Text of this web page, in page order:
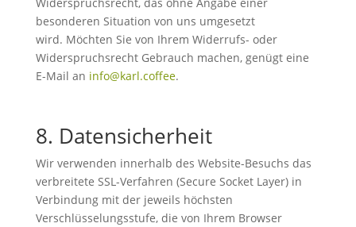
besonderen Situation von uns umgesetzt
wird. Möchten Sie von Ihrem Widerrufs- oder
Widerspruchsrecht Gebrauch machen, genügt eine
E-Mail an info@karl.coffee.
8. Datensicherheit
Wir verwenden innerhalb des Website-Besuchs das
verbreitete SSL-Verfahren (Secure Socket Layer) in
Verbindung mit der jeweils höchsten
Verschlüsselungsstufe, die von Ihrem Browser